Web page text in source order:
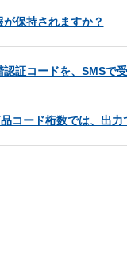
保持されますか？
証コードを、SMSで
コード桁数では、出